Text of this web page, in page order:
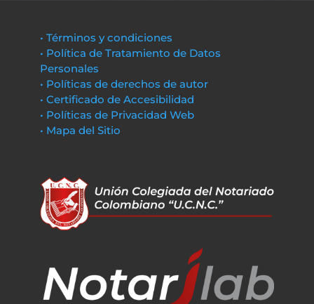
• Términos y condiciones
• Política de Tratamiento de Datos
Personales
• Políticas de derechos de autor
• Certificado de Accesibilidad
• Políticas de Privacidad Web
• Mapa del Sitio